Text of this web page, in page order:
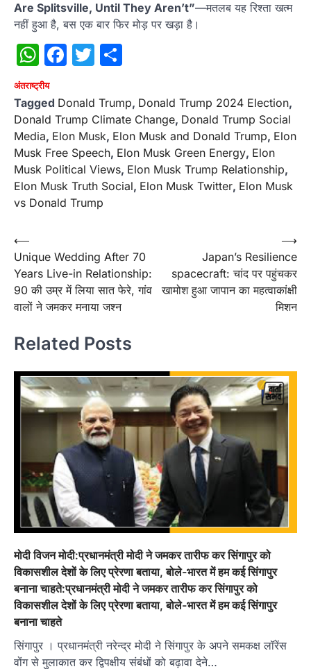
Are Splitsville, Until They Aren’t”—मतलब यह रिश्ता खत्म
नहीं हुआ है, बस एक बार फिर मोड़ पर खड़ा है।
WhatsApp
Facebook
Twitter
अंतराष्‍ट्रीय
Tagged Donald Trump, Donald Trump 2024 Election,
Donald Trump Climate Change, Donald Trump Social
Media, Elon Musk, Elon Musk and Donald Trump, Elon
Musk Free Speech, Elon Musk Green Energy, Elon
Musk Political Views, Elon Musk Trump Relationship,
Elon Musk Truth Social, Elon Musk Twitter, Elon Musk
vs Donald Trump
Post
navigation
⟵
Unique Wedding After 70
Years Live-in Relationship:
90 की उम्र में लिया सात फेरे, गांव
वालों ने जमकर मनाया जश्न
Japan’s Resilience
spacecraft: चांद पर पहुंचकर
खामोश हुआ जापान का महत्वाकांक्षी
मिशन
⟶
Related Posts
मोदी विजन मोदी:प्रधानमंत्री मोदी ने जमकर तारीफ कर सिंगापुर को
विकासशील देशों के लिए प्रेरणा बताया, बोले-भारत में हम कई सिंगापुर
बनाना चाहते:प्रधानमंत्री मोदी ने जमकर तारीफ कर सिंगापुर को
विकासशील देशों के लिए प्रेरणा बताया, बोले-भारत में हम कई सिंगापुर
बनाना चाहते
सिंगापुर । प्रधानमंत्री नरेन्द्र मोदी ने सिंगापुर के अपने समकक्ष लॉरेंस
वोंग से मुलाकात कर द्विपक्षीय संबंधों को बढ़ावा देने…